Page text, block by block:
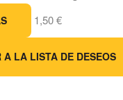
1,50€
A LA LISTA DE DESEOS